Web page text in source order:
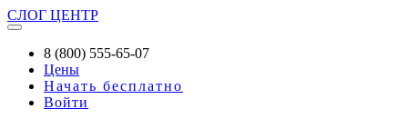
СЛОГ ЦЕНТР
8 (800) 555-65-07
Цены
Начать бесплатно
Войти